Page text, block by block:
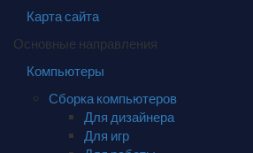
Карта сайта
Основные направления
Компьютеры
Сборка компьютеров
Для дизайнера
Для игр